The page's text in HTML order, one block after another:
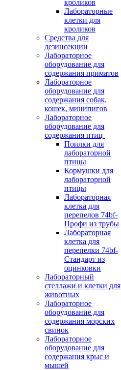
кроликов
Лабораторные
клетки для
кроликов
Средства для
дезинсекции
Лабораторное
оборудование для
содержания приматов
Лабораторное
оборудование для
содержания собак,
кошек, минипигов
Лабораторное
оборудование для
содержания птиц
Поилки для
лабораторной
птицы
Кормушки для
лабораторной
птицы
Лабораторная
клетка для
перепелов 74bf-
Профи из трубы
Лабораторная
клетка для
перепелки 74bf-
Стандарт из
оцинковки
Лабораторный
стеллажи и клетки для
животных
Лабораторное
оборудование для
содержания морских
свинок
Лабораторное
оборудование для
содержания крыс и
мышей